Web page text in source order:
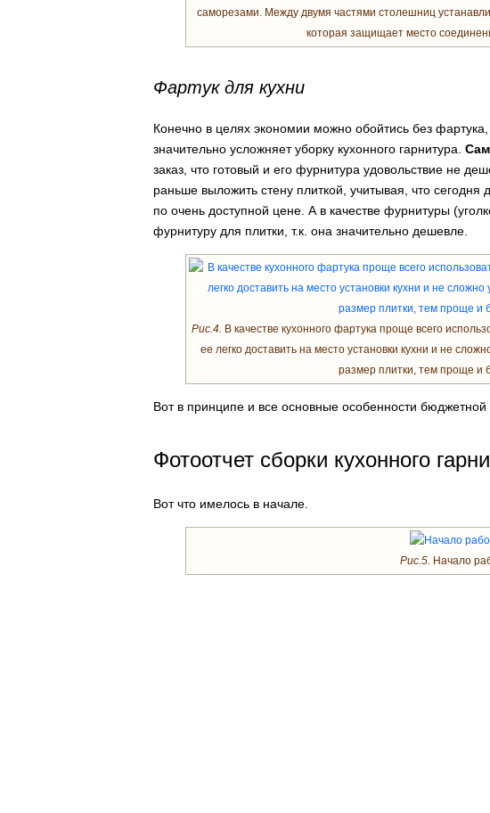
саморезами. Между двумя частями столешниц
которая защищает место
Фартук для кухни
Конечно в целях экономии можно обойтись без
значительно усложняет уборку кухонного гарнитура.
заказ, что готовый и его фурнитура удовольствие не
раньше выложить стену плиткой, учитывая, что сегодня
по очень доступной цене. А в качестве фурнитуры
фурнитуру для плитки, т.к. она значительно дешевле.
Рис.4. В качестве кухонного фартука проще всего
ее легко доставить на место установки кухни и не
размер плитки, тем проще и
Вот в принципе и все основные особенности бюджетной
Фотоотчет сборки кухонного
Вот что имелось в начале.
Рис.5. Начало